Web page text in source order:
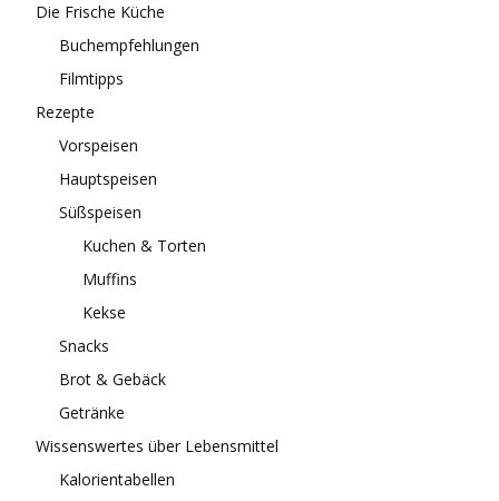
Die Frische Küche
Buchempfehlungen
Filmtipps
Rezepte
Vorspeisen
Hauptspeisen
Süßspeisen
Kuchen & Torten
Muffins
Kekse
Snacks
Brot & Gebäck
Getränke
Wissenswertes über Lebensmittel
Kalorientabellen